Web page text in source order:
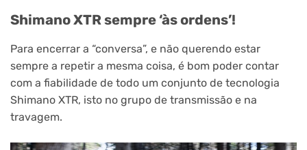
Shimano XTR sempre ‘às ordens’!
Para encerrar a “conversa”, e não querendo estar
sempre a repetir a mesma coisa, é bom poder contar
com a fiabilidade de todo um conjunto de tecnologia
Shimano XTR, isto no grupo de transmissão e na
travagem.